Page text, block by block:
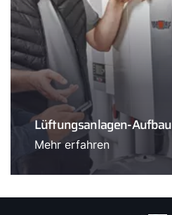
Lüftungsanlagen-Aufbau
Mehr erfahren